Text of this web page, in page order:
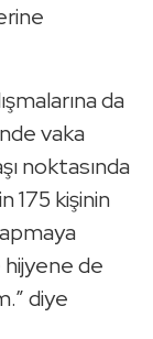
da
vaka
noktasında
175 kişinin
de
diye